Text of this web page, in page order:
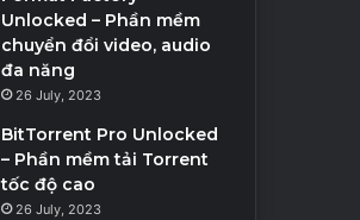
Unlocked – Phần mềm
chuyển đổi video, audio
đa năng
26 July, 2023
BitTorrent Pro Unlocked
– Phần mềm tải Torrent
tốc độ cao
26 July, 2023